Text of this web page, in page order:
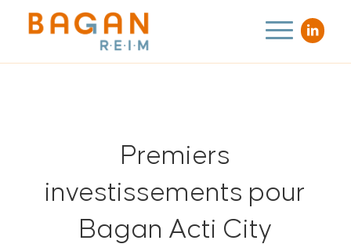
Premiers
investissements pour
Bagan Acti City